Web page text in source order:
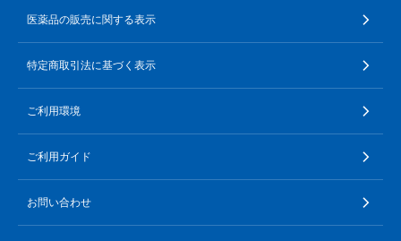
∟ スキンケア
∟ メイク
∟ 美容サプリメント
医薬品・目薬
その他
スタッフのお気に入り
ロート製薬の想い
新着情報
お問い合わせ
ご利用ガイド
個人情報の取り扱い
医薬品の販売に関する表示
特定商取引に関する法律に基づく表記
ご利用環境
医薬品の販売に関する表示
特定商取引法に基づく表示
ご利用環境
ご利用ガイド
お問い合わせ